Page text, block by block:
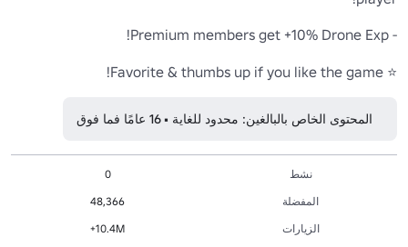
⭐ Favorite & thumbs up if you like the game!
المحتوى الخاص بالبالغين: محدود للغاية • 16 عامًا فما فوق
نشط
0
المفضلة
48,366
الزيارات
10.4M+